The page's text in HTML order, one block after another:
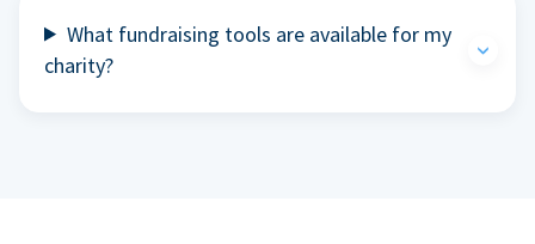
What fundraising tools are available for my
charity?